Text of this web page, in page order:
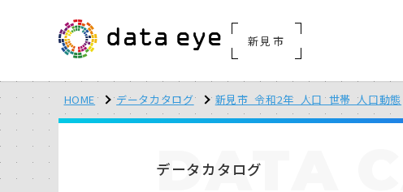
新見市
HOME データカタログ 新見市_令和2年_人口_世帯_人口動態
データカタログ
DATA